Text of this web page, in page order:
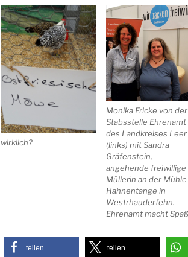
wirklich?
Monika Fricke von der
Stabsstelle Ehrenamt
des Landkreises Leer
(links) mit Sandra
Gräfenstein,
angehende freiwillige
Müllerin an der Mühle
Hahnentange in
Westrhauderfehn.
Ehrenamt macht
teilen teilen